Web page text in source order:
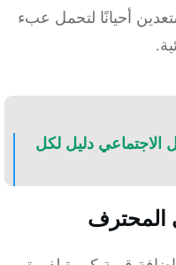
أحيانًا لتحمل عبء
دليل لكل